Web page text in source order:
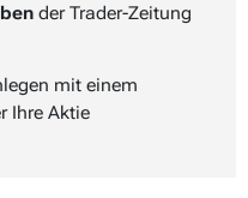
der Trader-Zeitung
mit einem
Ihre Aktie